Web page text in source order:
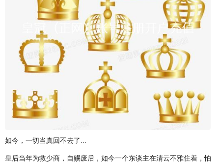
如今，一切当真回不去了...
皇后当年为救少商，自赐废后，如今一个东谈主在清云不雅住着，怕